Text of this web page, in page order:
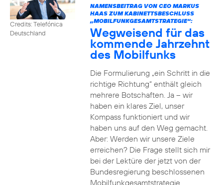
Credits: Telefónica
Deutschland
NAMENSBEITRAG VON CEO MARKUS
HAAS ZUM KABINETTSBESCHLUSS
„MOBILFUNKGESAMTSTRATEGIE“:
Wegweisend für das
kommende Jahrzehnt
des Mobilfunks
Die Formulierung „ein Schritt in die
richtige Richtung“ enthält gleich
mehrere Botschaften. Ja – wir
haben ein klares Ziel, unser
Kompass funktioniert und wir
haben uns auf den Weg gemacht.
Aber: Werden wir unsere Ziele
erreichen? Die Frage stellt sich mir
bei der Lektüre der jetzt von der
Bundesregierung beschlossenen
Mobilfunkgesamtstrategie.